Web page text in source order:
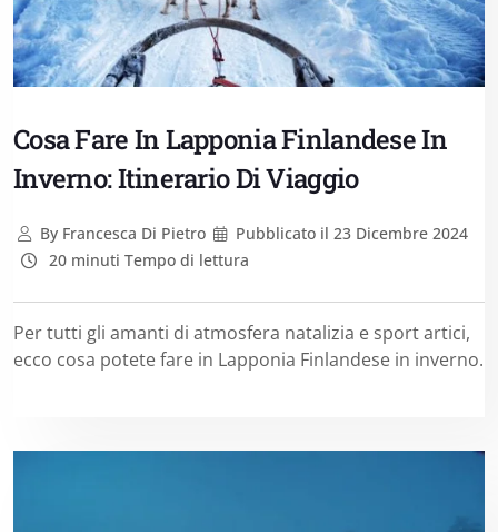
Cosa Fare In Lapponia Finlandese In
Inverno: Itinerario Di Viaggio
ByFrancesca Di Pietro Pubblicato il 23 Dicembre 2024
20 minuti Tempo di lettura
Per tutti gli amanti di atmosfera natalizia e sport artici,
ecco cosa potete fare in Lapponia Finlandese in inverno.